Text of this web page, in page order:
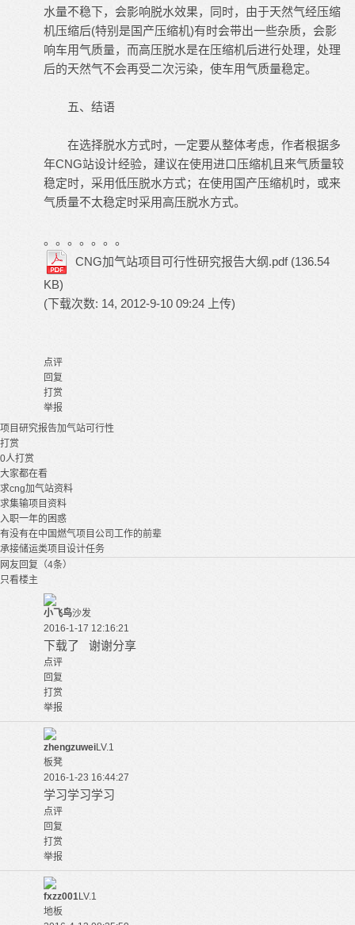
水量不稳下，会影响脱水效果，同时，由于天然气经压缩
机压缩后(特别是国产压缩机)有时会带出一些杂质，会影
响车用气质量，而高压脱水是在压缩机后进行处理，处理
后的天然气不会再受二次污染，使车用气质量稳定。
五、结语
在选择脱水方式时，一定要从整体考虑，作者根据多
年CNG站设计经验，建议在使用进口压缩机且来气质量较
稳定时，采用低压脱水方式；在使用国产压缩机时，或来
气质量不太稳定时采用高压脱水方式。
。。。。。。。
CNG加气站项目可行性研究报告大纲.pdf (136.54
KB)
(下载次数: 14, 2012-9-10 09:24 上传)
点评
回复
打赏
举报
项目 研究报告加气站可行性
打赏
0人打赏
大家都在看
求cng加气站资料
求集输项目资料
入职一年的困惑
有没有在中国燃气项目公司工作的前辈
承接储运类项目设计任务
网友回复（4条）
只看楼主
小飞鸟沙发
2016-1-17 12:16:21
下载了 谢谢分享
点评
回复
打赏
举报
zhengzuweiLV.1
板凳
2016-1-23 16:44:27
学习学习学习
点评
回复
打赏
举报
fxzz001LV.1
地板